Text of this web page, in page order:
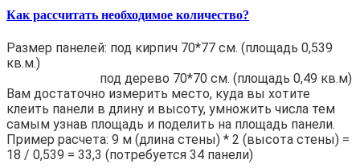
Как рассчитать необходимое количество?
Размер панелей: под кирпич 70*77 см. (площадь 0,539
кв.м.)
под дерево 70*70 см. (площадь 0,49 кв.м)
Вам достаточно измерить место, куда вы хотите
клеить панели в длину и высоту, умножить числа тем
самым узнав площадь и поделить на площадь панели.
Пример расчета: 9 м (длина стены) * 2 (высота стены) =
18 / 0,539 = 33,3 (потребуется 34 панели)